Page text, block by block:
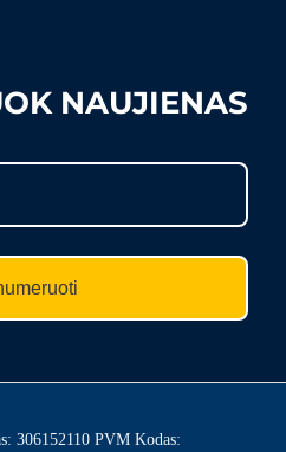
NAUJIENAS
306152110 PVM Kodas: